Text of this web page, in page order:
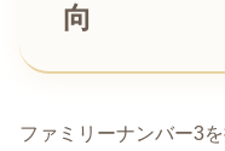
向
ファミリーナンバー3